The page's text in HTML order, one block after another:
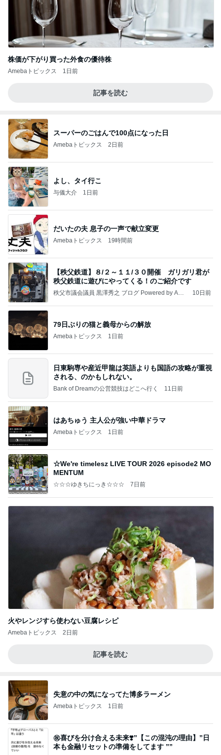
株価が下がり買った外食の優待株
Amebaトピックス 1日前
記事を読む
スーパーのごはんで100点になった日
Amebaトピックス 2日前
よし、タイ行こ
与儀大介 1日前
だいたの夫 息子の一声で献立変更
Amebaトピックス 19時間前
【秩父鉄道】８/２～１１/３０開催 ガリガリ君が
秩父鉄道に遊びにやってくる！のご紹介です
秩父市議会議員 黒澤秀之 ブログ Powered by Ame
10日前
79日ぶりの猫と義母からの解放
Amebaトピックス 1日前
日東駒専や産近甲龍は英語よりも国語の攻略が重視
される、のかもしれない。
Bank of Dreamの公営競技はどこへ行く 11日前
はあちゅう 主人公が強い中華ドラマ
Amebaトピックス 1日前
☆We're timelesz LIVE TOUR 2026 episode2 MO
MENTUM
☆☆☆ゆきちにっき☆☆☆ 7日前
火やレンジすら使わない豆腐レシピ
Amebaトピックス 2日前
記事を読む
失意の中の気になってた博多ラーメン
Amebaトピックス 1日前
㊗️喜びを分け合える未来❣️”【この混沌の理由】”⽇
本も⾦融リセットの準備をしてます ””